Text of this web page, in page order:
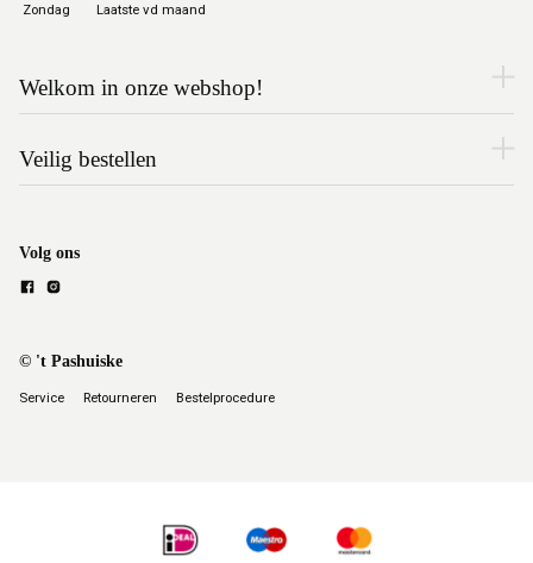
Zondag
Laatste vd maand
Welkom in onze webshop!
Veilig bestellen
Volg ons
© 't Pashuiske
Service Retourneren Bestelprocedure